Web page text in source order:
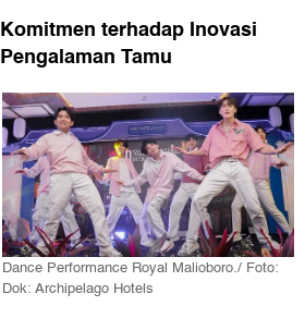
Komitmen terhadap Inovasi
Pengalaman Tamu
Dance Performance Royal Malioboro./ Foto:
Dok: Archipelago Hotels